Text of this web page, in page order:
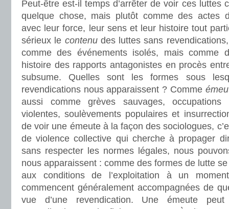
Peut-être est-il temps d’arrêter de voir ces luttes
quelque chose, mais plutôt comme des actes
avec leur force, leur sens et leur histoire tout
sérieux le contenudes luttes sans
comme des événements isolés, mais comme
histoire des rapports antagonistes en procès
subsume. Quelles sont les formes sous
revendications nous apparaissent ? Comme
aussi comme grèves sauvages, occupations
violentes, soulèvements populaires et
de voir une émeute à la façon des sociologues,
de violence collective qui cherche à propager
sans respecter les normes légales, nous
nous apparaissent : comme des formes de lutte
aux conditions de l’exploitation à un
commencent généralement accompagnées de
vue d’une revendication. Une émeute